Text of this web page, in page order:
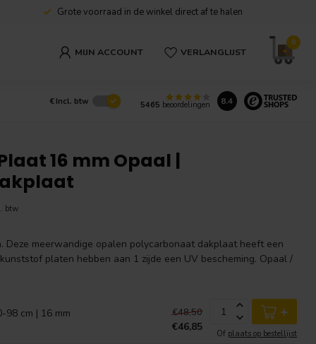
Grote voorraad in de winkel direct af te halen
MIJN ACCOUNT VERLANGLIJST
0
€ Incl. btw 5465 beoordelingen 8.4
16 mm Opaal |
btw
Deze meerwandige opalen polycarbonaat dakplaat heeft een
platen hebben aan 1 zijde een UV bescheming. Opaal /
98 cm | 16 mm €48,50
€46,85
+
Of plaats op bestellijst